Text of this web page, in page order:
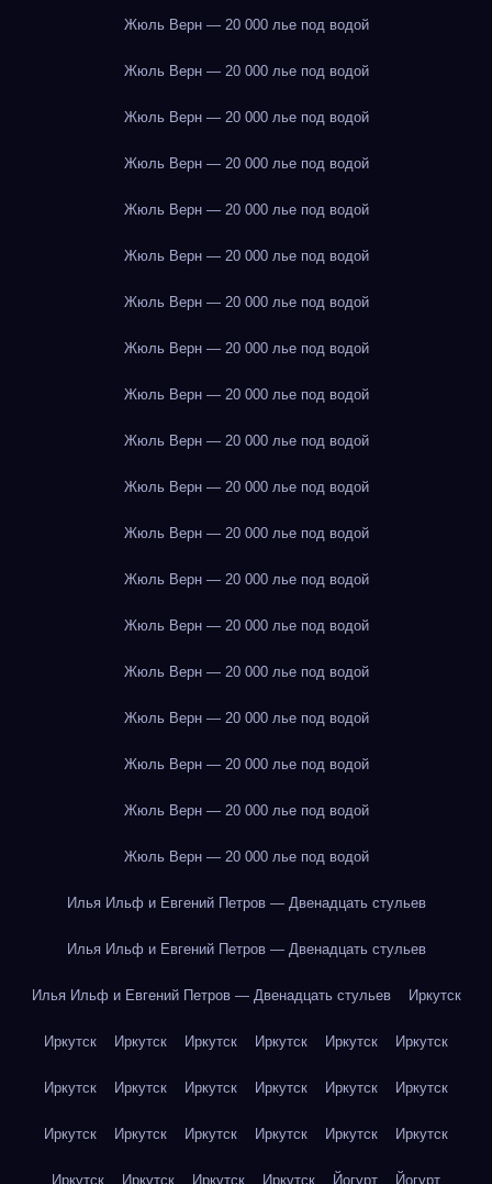
Жюль Верн — 20 000 лье под водой
Жюль Верн — 20 000 лье под водой
Жюль Верн — 20 000 лье под водой
Жюль Верн — 20 000 лье под водой
Жюль Верн — 20 000 лье под водой
Жюль Верн — 20 000 лье под водой
Жюль Верн — 20 000 лье под водой
Жюль Верн — 20 000 лье под водой
Жюль Верн — 20 000 лье под водой
Жюль Верн — 20 000 лье под водой
Жюль Верн — 20 000 лье под водой
Жюль Верн — 20 000 лье под водой
Жюль Верн — 20 000 лье под водой
Жюль Верн — 20 000 лье под водой
Жюль Верн — 20 000 лье под водой
Жюль Верн — 20 000 лье под водой
Жюль Верн — 20 000 лье под водой
Жюль Верн — 20 000 лье под водой
Жюль Верн — 20 000 лье под водой
Илья Ильф и Евгений Петров — Двенадцать стульев
Илья Ильф и Евгений Петров — Двенадцать стульев
Илья Ильф и Евгений Петров — Двенадцать стульев Иркутск
Иркутск Иркутск Иркутск Иркутск Иркутск Иркутск
Иркутск Иркутск Иркутск Иркутск Иркутск Иркутск
Иркутск Иркутск Иркутск Иркутск Иркутск Иркутск
Иркутск Иркутск Иркутск Иркутск Йогурт Йогурт